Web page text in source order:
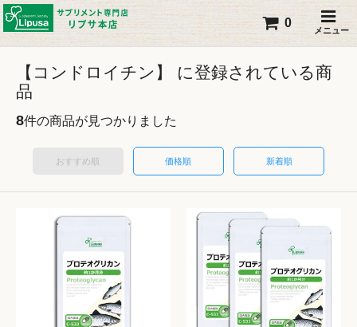
メニュー
0
【コンドロイチン】 に登録されている商
品
8件の商品が見つかりました
おすすめ順 価格順 新着順